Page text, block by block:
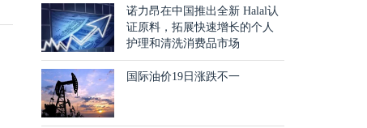
诺力昂在中国推出全新 Halal认
证原料，拓展快速增长的个人
护理和清洗消费品市场
国际油价19日涨跌不一